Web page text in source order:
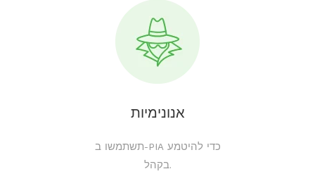
אנונימיות
תשתמשו ב-PIA כדי להיטמע
בקהל.